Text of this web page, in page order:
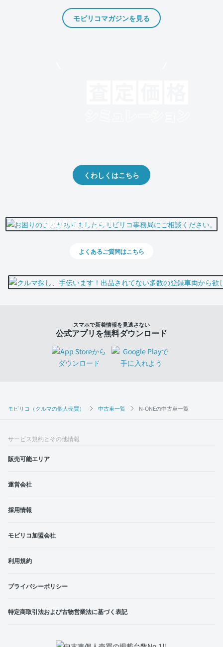
モビリコ（クルマの個人売買） 中古車一覧 N-ONEの中古車一覧
モビリコマガジンを見る
くわしくはこちら
0800-500-5500
よくあるご質問はこちら
スマホで新着情報を見逃さない
公式アプリを無料ダウンロード
サービス規約とその他情報
販売可能エリア
運営会社
採用情報
モビリコ加盟会社
利用規約
プライバシーポリシー
特定商取引法および古物営業法に基づく表記